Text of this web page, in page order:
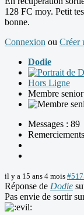
128 FC moy. Petit
bonne.
Connexion ou Créer
Dodie
Hors Ligne
Membre senior
Messages : 89
il y a 15 ans 4 mois
Réponse de Dodie
Pas envie de sortir